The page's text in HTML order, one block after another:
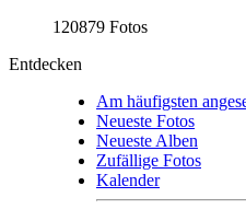
120879 Fotos
Entdecken
Am häufigsten
Neueste Fotos
Neueste Alben
Zufällige Fotos
Kalender